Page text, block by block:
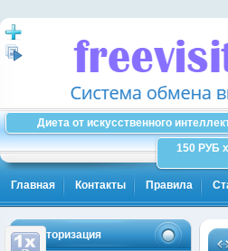
Диета от искусственного
150 РУБ
Главная Контакты Правила
Авторизация